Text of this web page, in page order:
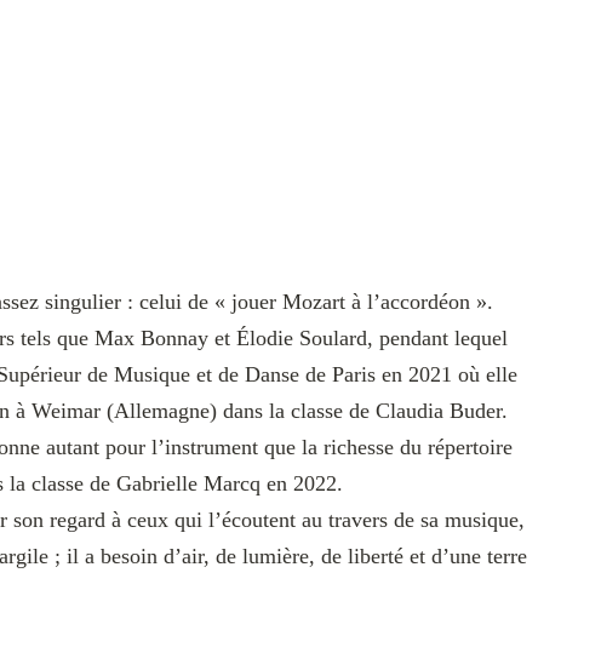
singulier : celui de « jouer Mozart à l’accordéon ».
tels que Max Bonnay et Élodie Soulard, pendant lequel
de Musique et de Danse de Paris en 2021 où elle
à Weimar (Allemagne) dans la classe de Claudia Buder.
autant pour l’instrument que la richesse du répertoire
la classe de Gabrielle Marcq en 2022.
regard à ceux qui l’écoutent au travers de sa musique,
; il a besoin d’air, de lumière, de liberté et d’une terre